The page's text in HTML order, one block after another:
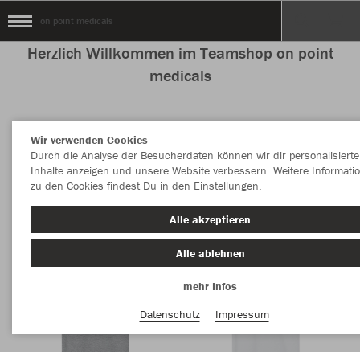
on point medicals
Herzlich Willkommen im Teamshop on point
medicals
Nachhaltig Farbe
Wir verwenden Cookies
Durch die Analyse der Besucherdaten können wir dir personalisierte
Inhalte anzeigen und unsere Website verbessern. Weitere
zu den Cookies findest Du in den Einstellungen.
Alle akzeptieren
Alle ablehnen
mehr Infos
Datenschutz
Impressum